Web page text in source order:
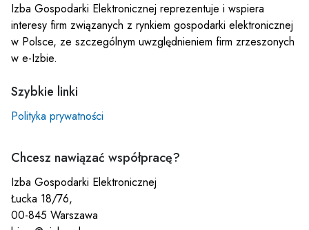
Izba Gospodarki Elektronicznej reprezentuje i wspiera
interesy firm związanych z rynkiem gospodarki elektronicznej
w Polsce, ze szczególnym uwzględnieniem firm zrzeszonych
w e-Izbie.
Szybkie linki
Polityka prywatności
Chcesz nawiązać współpracę?
Izba Gospodarki Elektronicznej
Łucka 18/76,
00-845 Warszawa